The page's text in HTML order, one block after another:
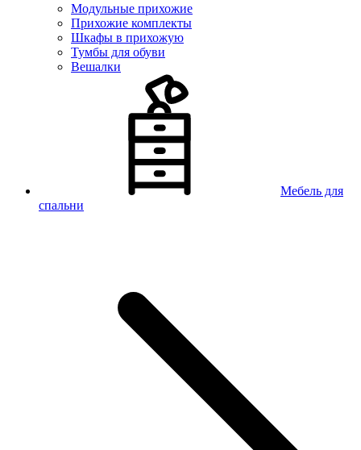
Модульные прихожие
Прихожие комплекты
Шкафы в прихожую
Тумбы для обуви
Вешалки
Мебель для
спальни